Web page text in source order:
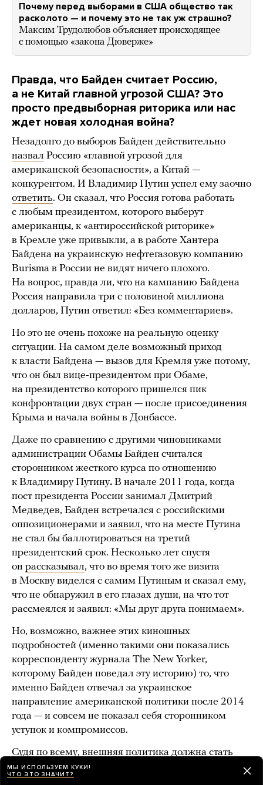
Почему перед выборами в США общество так
расколото — и почему это не так уж страшно?
Максим Трудолюбов объясняет происходящее
с помощью «закона Дюверже»
Правда, что Байден считает Россию,
а не Китай главной угрозой США? Это
просто предвыборная риторика или нас
ждет новая холодная война?
Незадолго до выборов Байден действительно
назвал Россию «главной угрозой для
американской безопасности», а Китай —
конкурентом. И Владимир Путин успел ему заочно
ответить. Он сказал, что Россия готова работать
с любым президентом, которого выберут
американцы, к «антироссийской риторике»
в Кремле уже привыкли, а в работе Хантера
Байдена на украинскую нефтегазовую компанию
Burisma в России не видят ничего плохого.
На вопрос, правда ли, что на кампанию Байдена
Россия направила три с половиной миллиона
долларов, Путин ответил: «Без комментариев».
Но это не очень похоже на реальную оценку
ситуации. На самом деле возможный приход
к власти Байдена — вызов для Кремля уже потому,
что он был вице-президентом при Обаме,
на президентство которого пришелся пик
конфронтации двух стран — после присоединения
Крыма и начала войны в Донбассе.
Даже по сравнению с другими чиновниками
администрации Обамы Байден считался
сторонником жесткого курса по отношению
к Владимиру Путину. В начале 2011 года, когда
пост президента России занимал Дмитрий
Медведев, Байден встречался с российскими
оппозиционерами и заявил, что на месте Путина
не стал бы баллотироваться на третий
президентский срок. Несколько лет спустя
он рассказывал, что во время того же визита
в Москву виделся с самим Путиным и сказал ему,
что не обнаружил в его глазах души, на что тот
рассмеялся и заявил: «Мы друг друга понимаем».
Но, возможно, важнее этих киношных
подробностей (именно такими они показались
корреспонденту журнала The New Yorker,
которому Байден поведал эту историю) то, что
именно Байден отвечал за украинское
направление американской политики после 2014
года — и совсем не показал себя сторонником
уступок и компромиссов.
Судя по всему, внешняя политика должна стать
одним из приоритетов Байдена в случае его
победы на выборах. По
МЫ ИСПОЛЬЗУЕМ КУКИ!
ЧТО ЭТО ЗНАЧИТ?